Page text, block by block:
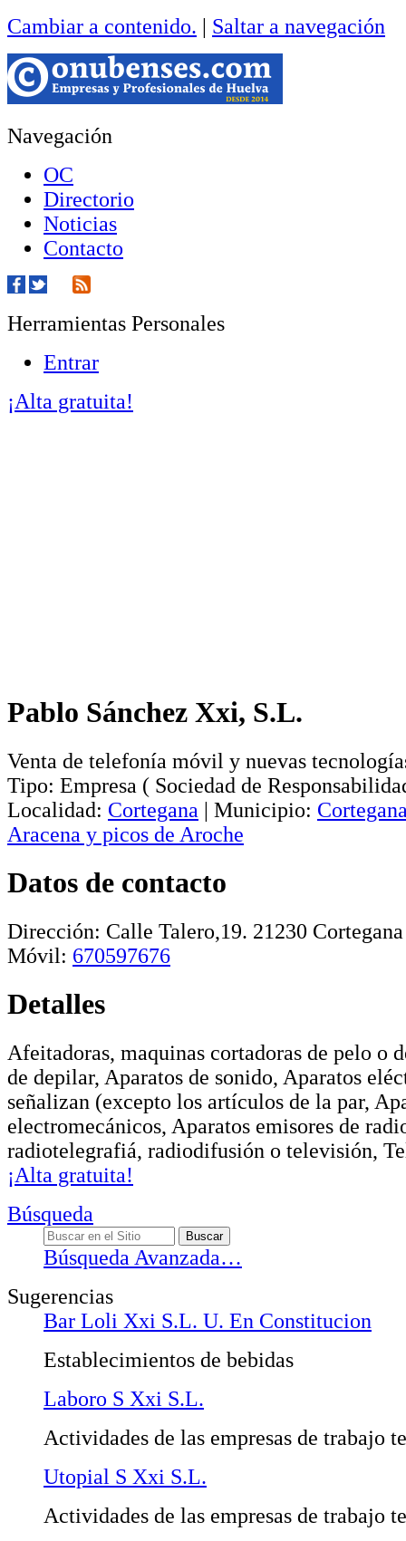
Cambiar a contenido. | Saltar a navegación
Navegación
OC
Directorio
Noticias
Contacto
Herramientas Personales
Entrar
¡Alta gratuita!
Pablo Sánchez Xxi, S.L.
Venta de telefonía móvil y nuevas
Tipo: Empresa ( Sociedad de
Localidad: Cortegana | Municipio:
Aracena y picos de Aroche
Datos de contacto
Dirección: Calle Talero,19. 21230 Cortegana
Móvil: 670597676
Detalles
Afeitadoras, maquinas cortadoras de pelo o
de depilar, Aparatos de sonido, Aparatos
señalizan (excepto los artículos de la par,
electromecánicos, Aparatos emisores de
radiotelegrafiá, radiodifusión o televisión,
¡Alta gratuita!
Búsqueda
Búsqueda Avanzada…
Sugerencias
Bar Loli Xxi S.L. U. En Constitucion
Establecimientos de bebidas
Laboro S Xxi S.L.
Actividades de las empresas de trabajo
Utopial S Xxi S.L.
Actividades de las empresas de trabajo